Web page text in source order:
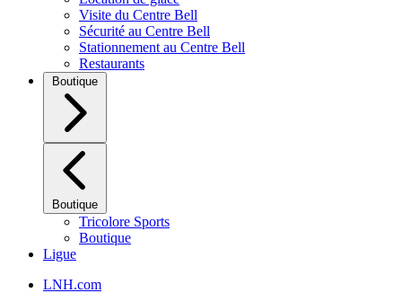
Visite du Centre Bell
Sécurité au Centre Bell
Stationnement au Centre Bell
Restaurants
Boutique
Boutique
Tricolore Sports
Boutique
Ligue
LNH.com